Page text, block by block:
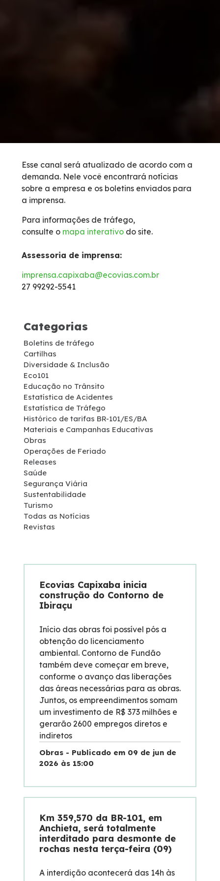
Bases Operacionais
Links Úteis
Isenção de Veículos Oficiais
Faixa de domínio
Notícias
Sustentabilidade
Compromissos Voluntários ESG
Projetos Socioambientais
Programas Ambientais
Licenciamento Ambiental
Política de Sustentabilidade
Fornecedores
Fale Conosco
Trabalhe Conosco
Dúvidas
Pesquisa de satisfação
Ouvidoria
Mapa da via
Processo Competitivo
Esse canal será atualizado de acordo com a
demanda. Nele você encontrará notícias
sobre a empresa e os boletins enviados para
a imprensa.
Para informações de tráfego,
consulte o mapa interativo do site.
Assessoria de imprensa:
imprensa.capixaba@ecovias.com.br
27 99292-5541
Categorias
Boletins de tráfego
Cartilhas
Diversidade & Inclusão
Eco101
Educação no Trânsito
Estatística de Acidentes
Estatística de Tráfego
Histórico de tarifas BR-101/ES/BA
Materiais e Campanhas Educativas
Obras
Operações de Feriado
Releases
Saúde
Segurança Viária
Sustentabilidade
Turismo
Todas as Notícias
Revistas
Ecovias Capixaba inicia
construção do Contorno de
Ibiraçu
Início das obras foi possível pós a
obtenção do licenciamento
ambiental. Contorno de Fundão
também deve começar em breve,
conforme o avanço das liberações
das áreas necessárias para as obras.
Juntos, os empreendimentos somam
um investimento de R$ 373 milhões e
gerarão 2600 empregos diretos e
indiretos
Obras - Publicado em 09 de jun de
2026 às 15:00
Km 359,570 da BR-101, em
Anchieta, será totalmente
interditado para desmonte de
rochas nesta terça-feira (09)
A interdição acontecerá das 14h às